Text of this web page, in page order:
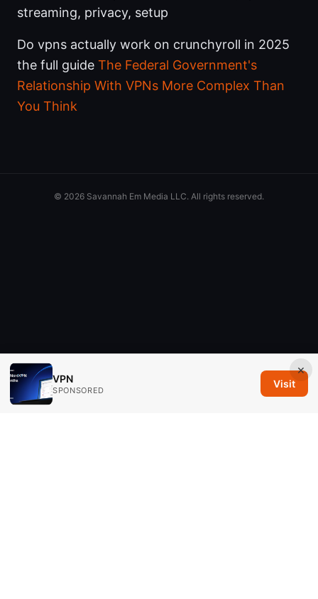
streaming, privacy, setup
Do vpns actually work on crunchyroll in 2025
the full guide The Federal Government's
Relationship With VPNs More Complex Than
You Think
×
VPN
SPONSORED
Visit
© 2026 Savannah Em Media LLC. All rights reserved.